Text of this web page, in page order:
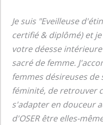
Je suis "Eveilleuse
certifié & diplômé) et
votre déesse
sacré de femme.
femmes désireuses
féminité, de retrouver
s'adapter en douceur
d'OSER être elles-